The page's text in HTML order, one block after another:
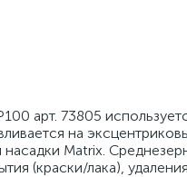
арт. 73805
на
Matrix.
(краски/лака),